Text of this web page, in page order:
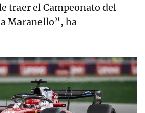
traer el Campeonato del
Maranello”, ha